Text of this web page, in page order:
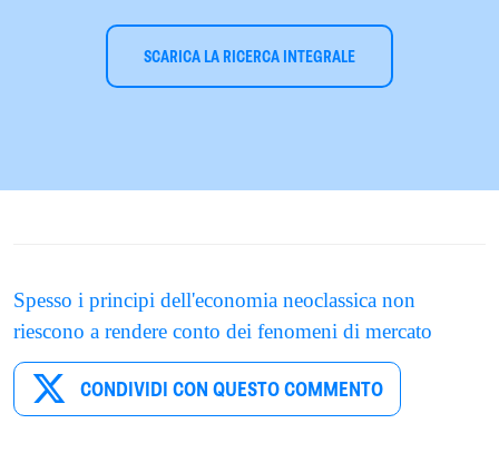
SCARICA LA RICERCA INTEGRALE
Spesso i principi dell'economia neoclassica non
riescono a rendere conto dei fenomeni di mercato
CONDIVIDI CON QUESTO COMMENTO